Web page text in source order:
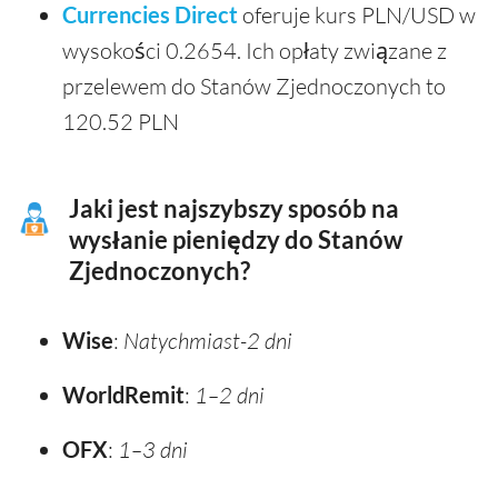
Currencies Direct oferuje kurs PLN/USD w
wysokości 0.2654. Ich opłaty związane z
przelewem do Stanów Zjednoczonych to
120.52 PLN
Jaki jest najszybszy sposób na
wysłanie pieniędzy do Stanów
Zjednoczonych?
Wise: Natychmiast-2 dni
WorldRemit: 1–2 dni
OFX: 1–3 dni